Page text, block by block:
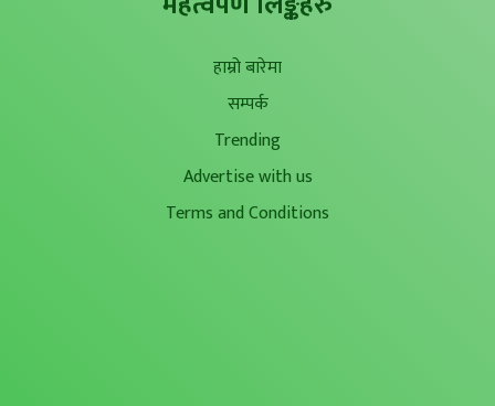
हाम्रो बारेमा
सम्पर्क
Trending
Advertise with us
Terms and Conditions